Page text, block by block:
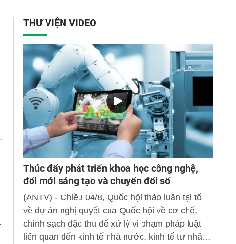
THƯ VIỆN VIDEO
Thúc đẩy phát triển khoa học công nghệ,
đổi mới sáng tạo và chuyển đổi số
(ANTV) - Chiều 04/8, Quốc hội thảo luận tại tổ
về dự án nghị quyết của Quốc hội về cơ chế,
chính sạch đặc thù để xử lý vi phạm pháp luật
liên quan đến kinh tế nhà nước, kinh tế tư nhân